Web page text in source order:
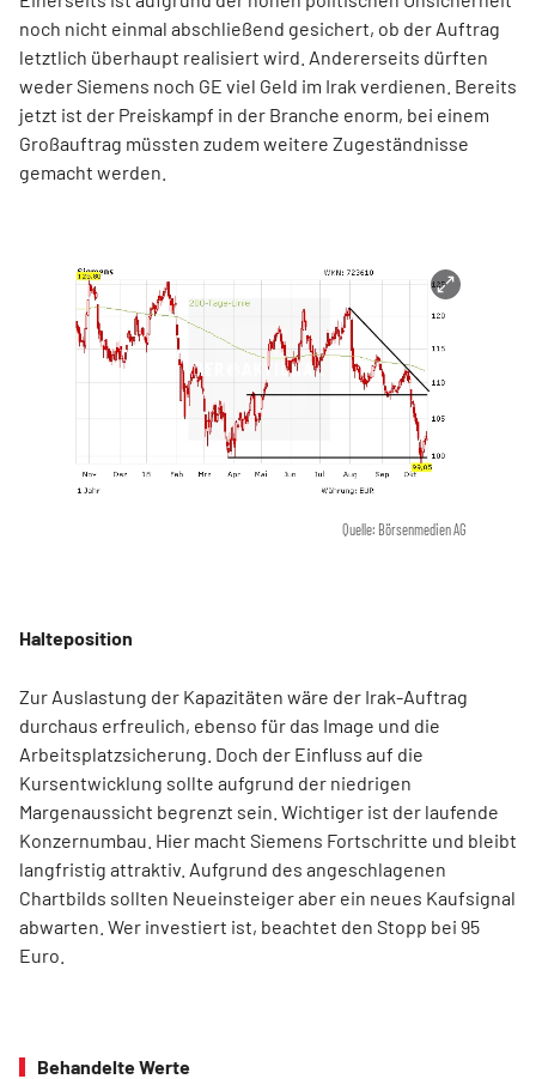
noch nicht einmal abschließend gesichert, ob der Auftrag
letztlich überhaupt realisiert wird. Andererseits dürften
weder Siemens noch GE viel Geld im Irak verdienen. Bereits
jetzt ist der Preiskampf in der Branche enorm, bei einem
Großauftrag müssten zudem weitere Zugeständnisse
gemacht werden.
Quelle: Börsenmedien AG
Halteposition
Zur Auslastung der Kapazitäten wäre der Irak-Auftrag
durchaus erfreulich, ebenso für das Image und die
Arbeitsplatzsicherung. Doch der Einfluss auf die
Kursentwicklung sollte aufgrund der niedrigen
Margenaussicht begrenzt sein. Wichtiger ist der laufende
Konzernumbau. Hier macht Siemens Fortschritte und bleibt
langfristig attraktiv. Aufgrund des angeschlagenen
Chartbilds sollten Neueinsteiger aber ein neues Kaufsignal
abwarten. Wer investiert ist, beachtet den Stopp bei 95
Euro.
Behandelte Werte